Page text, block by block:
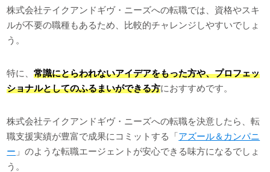
株式会社テイクアンドギヴ・ニーズへの転職では、資格やスキ
ルが不要の職種もあるため、比較的チャレンジしやすいでしょ
う。
特に、常識にとらわれないアイデアをもった方や、プロフェッ
ショナルとしてのふるまいができる方におすすめです。
株式会社テイクアンドギヴ・ニーズへの転職を決意したら、転
職支援実績が豊富で成果にコミットする「アズール＆カンパニ
ー 」のような転職エージェントが安心できる味方になるでしょ
う。